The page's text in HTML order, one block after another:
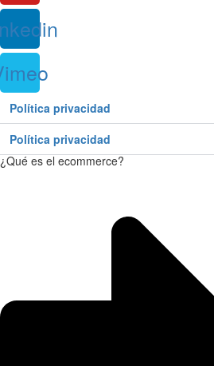
Política privacidad
Política privacidad
¿Qué es el ecommerce?